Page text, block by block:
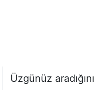
Üzgünüz